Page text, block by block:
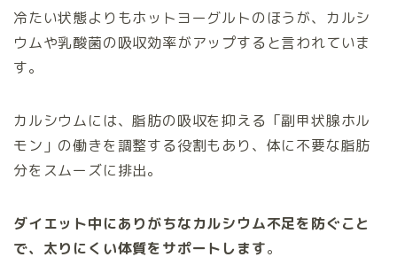
冷たい状態よりもホットヨーグルトのほうが、カルシ
ウムや乳酸菌の吸収効率がアップすると言われていま
す。
カルシウムには、脂肪の吸収を抑える「副甲状腺ホル
モン」の働きを調整する役割もあり、体に不要な脂肪
分をスムーズに排出。
ダイエット中にありがちなカルシウム不足を防ぐこと
で、太りにくい体質をサポートします。